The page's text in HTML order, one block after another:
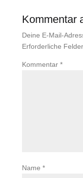
Kommentar
Deine E-Mail-
Erforderliche
Kommentar *
Name *